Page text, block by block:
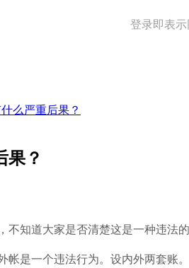
登录即表
么严重后果？
果？
不知道大家是否清楚这是一种违
是一个违法行为。设内外两套账